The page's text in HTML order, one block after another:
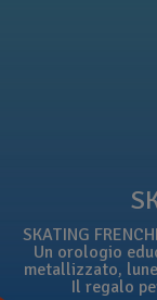
SKATING
Un orologio
metallizzato,
Il regalo